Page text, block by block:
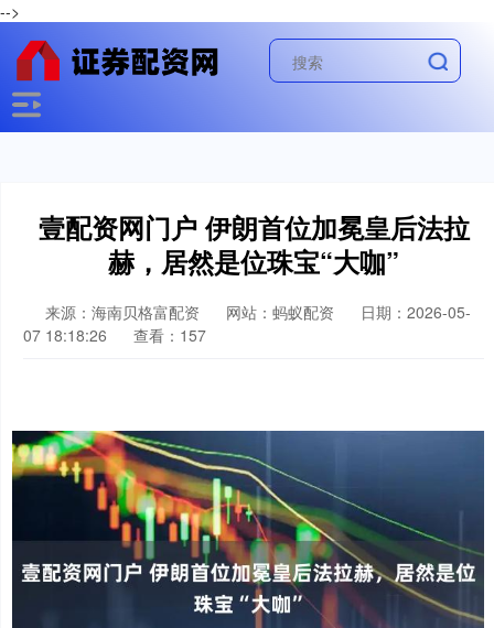
-->
壹配资网门户 伊朗首位加冕皇后法拉
赫，居然是位珠宝“大咖”
来源：海南贝格富配资 网站：蚂蚁配资
日期：2026-05-
07 18:18:26
查看：157